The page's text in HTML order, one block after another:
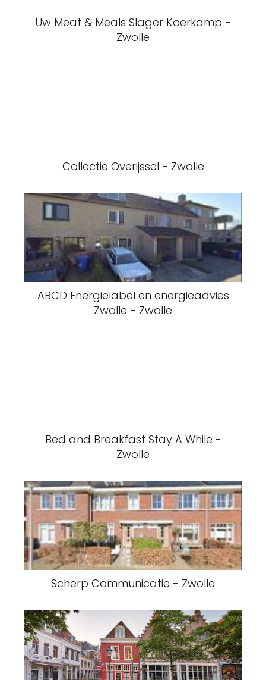
Uw Meat & Meals Slager Koerkamp -
Zwolle
Collectie Overijssel - Zwolle
ABCD Energielabel en energieadvies
Zwolle - Zwolle
Bed and Breakfast Stay A While -
Zwolle
Scherp Communicatie - Zwolle